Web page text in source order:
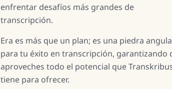
enfrentar desafíos más grandes de
transcripción.
Era es más que un plan; es una piedra
para tu éxito en transcripción, garantizando
aproveches todo el potencial que
tiene para ofrecer.